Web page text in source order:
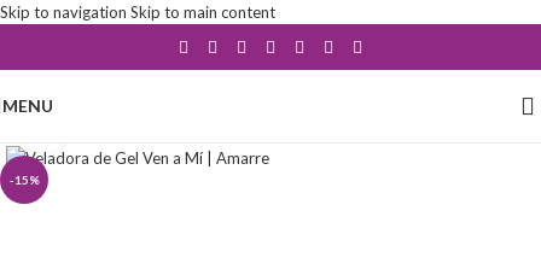
Skip to navigation Skip to main content
MENU
-15%